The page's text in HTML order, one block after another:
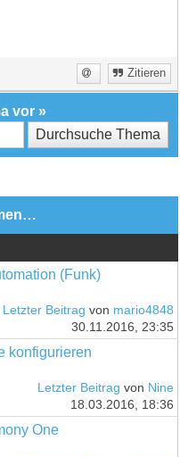
Zitieren
vor »
(Funk)
Letzter Beitrag von mario4848
30.11.2016, 23:35
konfigurieren
Letzter Beitrag von Nine
18.03.2016, 18:36
One